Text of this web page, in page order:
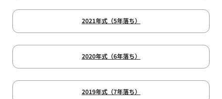
2021年式（5年落ち）
2020年式（6年落ち）
2019年式（7年落ち）